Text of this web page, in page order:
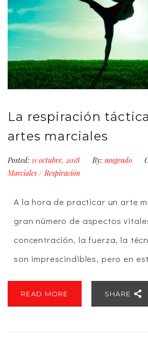
La respiración
artes marciales
Posted: 11 octubre, 2018 By: mugendo
Marciales/Respiración
A la hora de practicar un arte
gran número de aspectos
concentración, la fuerza, la
son imprescindibles, pero en
READ MORE SHARE